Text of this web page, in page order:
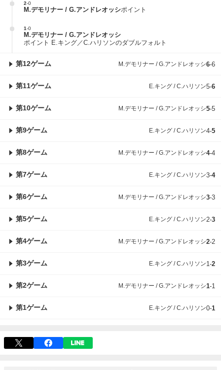
2-0
M.デモリナー / G.アンドレオッシポイント
1-0
M.デモリナー / G.アンドレオッシ
ポイント E.キング／C.ハリソンのダブルフォルト
第12ゲーム M.デモリナー / G.アンドレオッシ6-6
第11ゲーム E.キング / C.ハリソン5-6
第10ゲーム M.デモリナー / G.アンドレオッシ5-5
第9ゲーム E.キング / C.ハリソン4-5
第8ゲーム M.デモリナー / G.アンドレオッシ4-4
第7ゲーム E.キング / C.ハリソン3-4
第6ゲーム M.デモリナー / G.アンドレオッシ3-3
第5ゲーム E.キング / C.ハリソン2-3
第4ゲーム M.デモリナー / G.アンドレオッシ2-2
第3ゲーム E.キング / C.ハリソン1-2
第2ゲーム M.デモリナー / G.アンドレオッシ1-1
第1ゲーム E.キング / C.ハリソン0-1